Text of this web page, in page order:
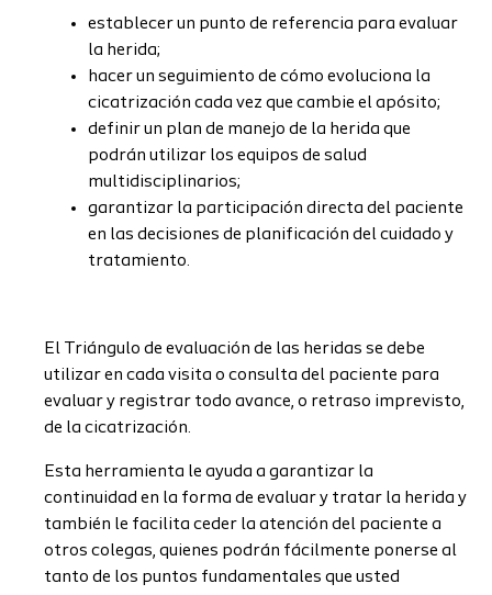
establecer un punto de referencia para evaluar
la herida;
hacer un seguimiento de cómo evoluciona la
cicatrización cada vez que cambie el apósito;
definir un plan de manejo de la herida que
podrán utilizar los equipos de salud
multidisciplinarios;
garantizar la participación directa del paciente
en las decisiones de planificación del cuidado y
tratamiento.
El Triángulo de evaluación de las heridas se debe
utilizar en cada visita o consulta del paciente para
evaluar y registrar todo avance, o retraso imprevisto,
de la cicatrización.
Esta herramienta le ayuda a garantizar la
continuidad en la forma de evaluar y tratar la herida y
también le facilita ceder la atención del paciente a
otros colegas, quienes podrán fácilmente ponerse al
tanto de los puntos fundamentales que usted